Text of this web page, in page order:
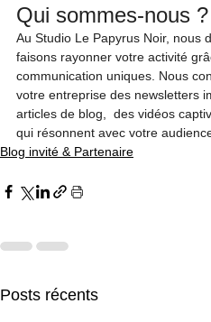
Qui sommes-nous
Au Studio Le Papyrus Noir, nous
faisons rayonner votre activité
communication uniques. Nous
votre entreprise des newsletters
articles de blog,  des vidéos
qui résonnent avec votre
Blog invité & Partenaire
Posts récents